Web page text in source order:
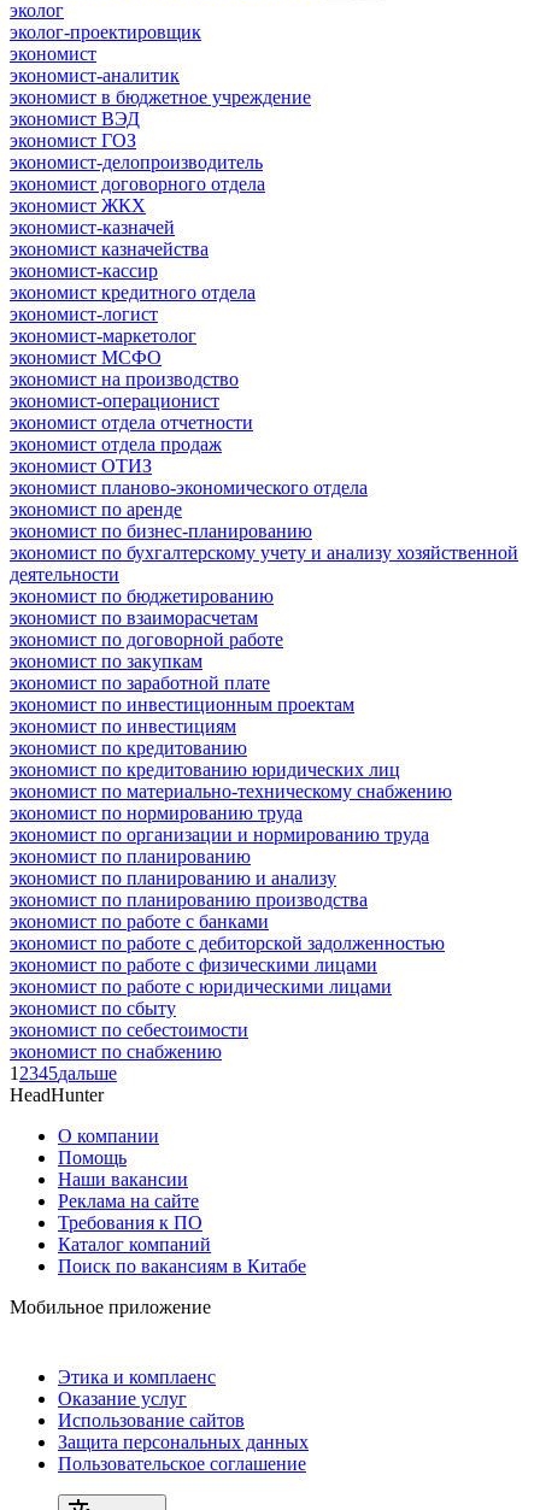
эколог
эколог-проектировщик
экономист
экономист-аналитик
экономист в бюджетное учреждение
экономист ВЭД
экономист ГОЗ
экономист-делопроизводитель
экономист договорного отдела
экономист ЖКХ
экономист-казначей
экономист казначейства
экономист-кассир
экономист кредитного отдела
экономист-логист
экономист-маркетолог
экономист МСФО
экономист на производство
экономист-операционист
экономист отдела отчетности
экономист отдела продаж
экономист ОТИЗ
экономист планово-экономического отдела
экономист по аренде
экономист по бизнес-планированию
экономист по бухгалтерскому учету и анализу хозяйственной
деятельности
экономист по бюджетированию
экономист по взаиморасчетам
экономист по договорной работе
экономист по закупкам
экономист по заработной плате
экономист по инвестиционным проектам
экономист по инвестициям
экономист по кредитованию
экономист по кредитованию юридических лиц
экономист по материально-техническому снабжению
экономист по нормированию труда
экономист по организации и нормированию труда
экономист по планированию
экономист по планированию и анализу
экономист по планированию производства
экономист по работе с банками
экономист по работе с дебиторской задолженностью
экономист по работе с физическими лицами
экономист по работе с юридическими лицами
экономист по сбыту
экономист по себестоимости
экономист по снабжению
1 2345дальше
HeadHunter
О компании
Помощь
Наши вакансии
Реклама на сайте
Требования к ПО
Каталог компаний
Поиск по вакансиям в Китабе
Мобильное приложение
Этика и комплаенс
Оказание услуг
Использование сайтов
Защита персональных данных
Пользовательское соглашение